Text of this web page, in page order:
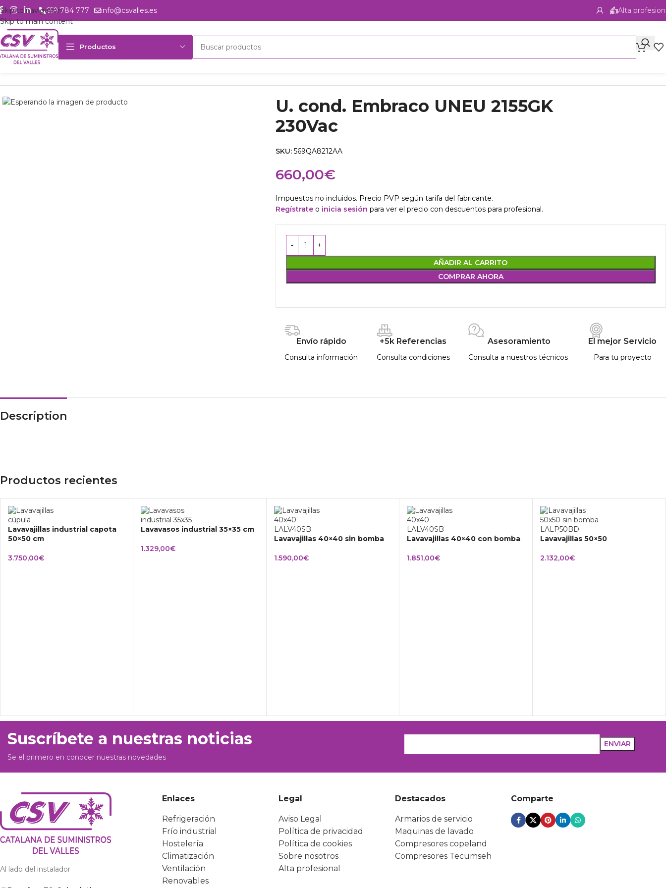
Skip to navigation
Skip to main content
659 784 777 info@csvalles.es Alta
Productos
Inicio Productos
U. cond. Embraco UNEU 2155GK
230Vac
SKU: 569QA8212AA
660,00€
Impuestos no incluidos. Precio PVP según tarifa del fabricante.
Regístrateo inicia sesión para ver el precio con descuentos para profesional.
AÑADIR AL CARRITO
COMPRAR AHORA
Envío rápido
Consulta información
+5k Referencias
Consulta condiciones
Asesoramiento
Consulta a nuestros técnicos
El mejor Servicio
Para tu proyecto
Description
Productos recientes
Lavavajillas industrial capota
50×50 cm
3.750,00€
Lavavasos industrial 35×35 cm
1.329,00€
Lavavajillas 40×40 sin bomba
1.590,00€
Lavavajillas 40×40 con bomba
1.851,00€
Lavavajillas 50×50
2.132,00€
Suscríbete a nuestras noticias
Se el primero en conocer nuestras novedades
Al lado del instalador
Enlaces
Refrigeración
Frío industrial
Hostelería
Climatización
Ventilación
Renovables
Legal
Aviso Legal
Política de privacidad
Política de cookies
Sobre nosotros
Alta profesional
Destacados
Armarios de servicio
Maquinas de lavado
Compresores copeland
Compresores Tecumseh
Comparte